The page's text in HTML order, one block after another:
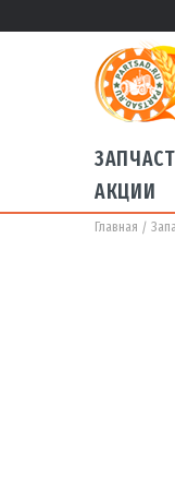
АКЦИИ
Главная